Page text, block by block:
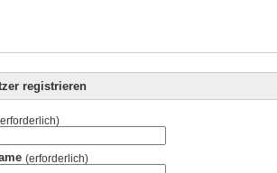
registrieren
(erforderlich)